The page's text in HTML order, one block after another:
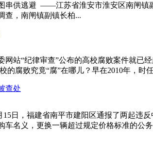
串供逃避 ——江苏省淮安市淮安区南闸
查，南闸镇副镇长柏...
“纪律审查”公布的高校腐败案件就已经
败究竟“腐”在哪儿？早在2010年，时
查处
福建省南平市建阳区通报了两起违反中
车名义，更换一辆超过规定价格标准的公